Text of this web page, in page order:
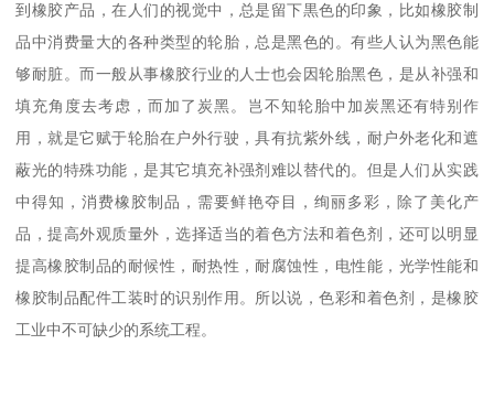
到橡胶产品，在人们的视觉中，总是留下黒色的印象，比如橡胶制
品中消费量大的各种类型的轮胎，总是黑色的。有些人认为黑色能
够耐脏。而一般从事橡胶行业的人士也会因轮胎黑色，是从补强和
填充角度去考虑，而加了炭黑。岂不知轮胎中加炭黑还有特别作
用，就是它赋于轮胎在户外行驶，具有抗紫外线，耐户外老化和遮
蔽光的特殊功能，是其它填充补强剂难以替代的。但是人们从实践
中得知，消费橡胶制品，需要鲜艳夺目，绚丽多彩，除了美化产
品，提高外观质量外，选择适当的着色方法和着色剂，还可以明显
提高橡胶制品的耐候性，耐热性，耐腐蚀性，电性能，光学性能和
橡胶制品配件工装时的识别作用。所以说，色彩和着色剂，是橡胶
工业中不可缺少的系统工程。